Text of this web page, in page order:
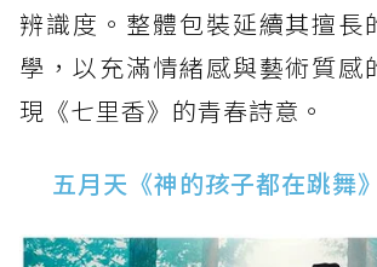
辨識度。整體包裝延續其擅長
學，以充滿情緒感與藝術質感
現《七里香》的青春詩意。
五月天《神的孩子都在跳舞